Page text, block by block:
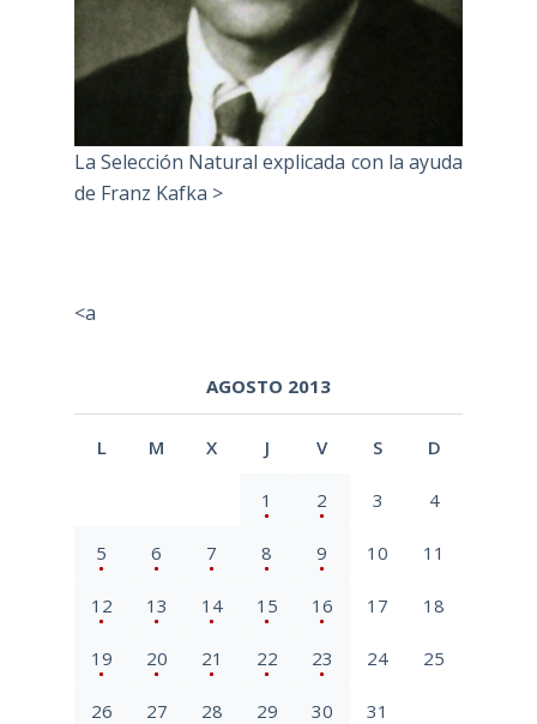
La Selección Natural explicada con la ayuda
de Franz Kafka >
<a
AGOSTO 2013
L M X J V S D
1 2 3 4
5 6 7 8 9 10 11
12 13 14 15 16 17 18
19 20 21 22 23 24 25
26 27 28 29 30 31